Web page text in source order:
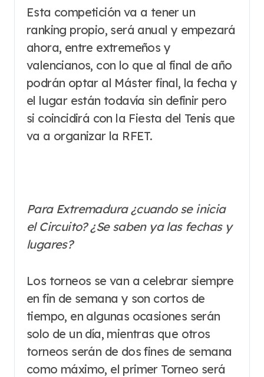
Esta competición va a tener un
ranking propio, será anual y empezará
ahora, entre extremeños y
valencianos, con lo que al final de año
podrán optar al Máster final, la fecha y
el lugar están todavía sin definir pero
si coincidirá con la Fiesta del Tenis que
va a organizar la RFET.
Para Extremadura ¿cuando se inicia
el Circuito? ¿Se saben ya las fechas y
lugares?
Los torneos se van a celebrar siempre
en fin de semana y son cortos de
tiempo, en algunas ocasiones serán
solo de un día, mientras que otros
torneos serán de dos fines de semana
como máximo, el primer Torneo será